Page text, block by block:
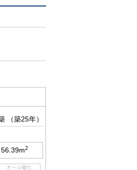
（築25年）
56.39m2